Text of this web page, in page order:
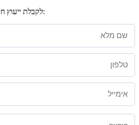
לקבלת ייעוץ חינם, מלאו את הטופס הבא: